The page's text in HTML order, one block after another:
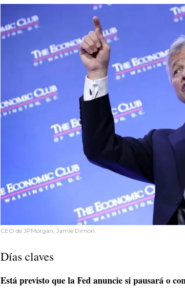
CEO de JPMorgan, Jamie Dimon.
Días claves
Está previsto que la Fed anuncie si pausará o